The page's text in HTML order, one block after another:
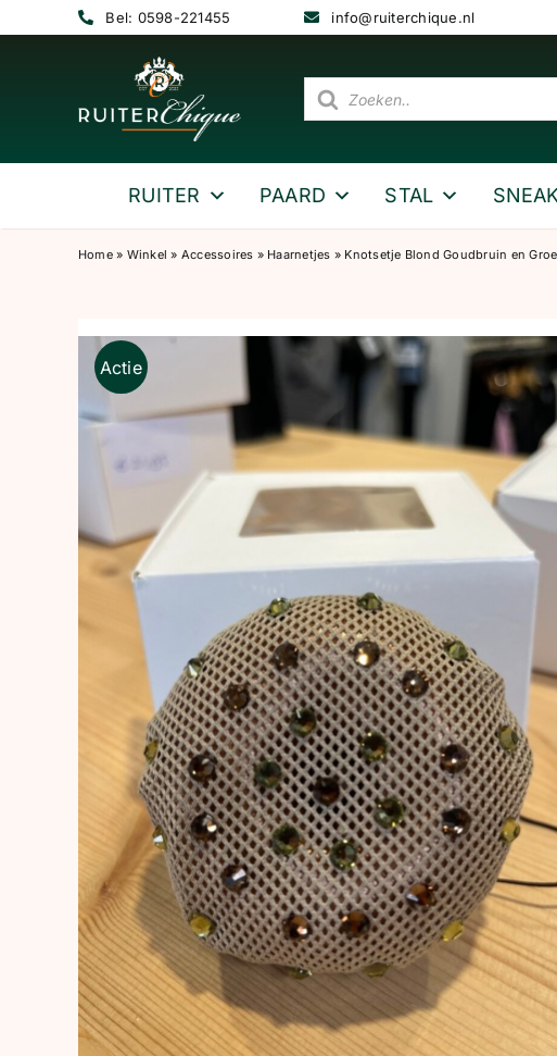
Bel: 0598-221455 info@ruiterchique.nl
Producten
zoeken
RUITER PAARD STAL
Home» Winkel » Accessoires » Haarnetjes » Knotsetje Blond Goudbruin en
Actie